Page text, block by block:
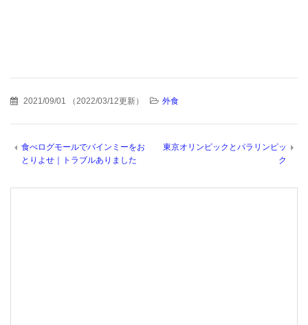
2021/09/01 （ 2022/03/12更新） 外食
食べログモールでバインミーをお
とりよせ｜トラブルありました
東京オリンピックとパラリンピッ
ク